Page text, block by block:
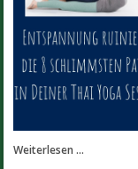
Weiterlesen ...